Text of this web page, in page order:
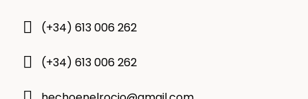
(+34) 613 006 262
(+34) 613 006 262